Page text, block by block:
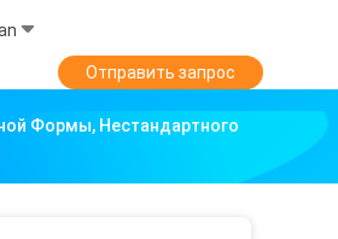
Отправить запрос
Формы, Нестандартного